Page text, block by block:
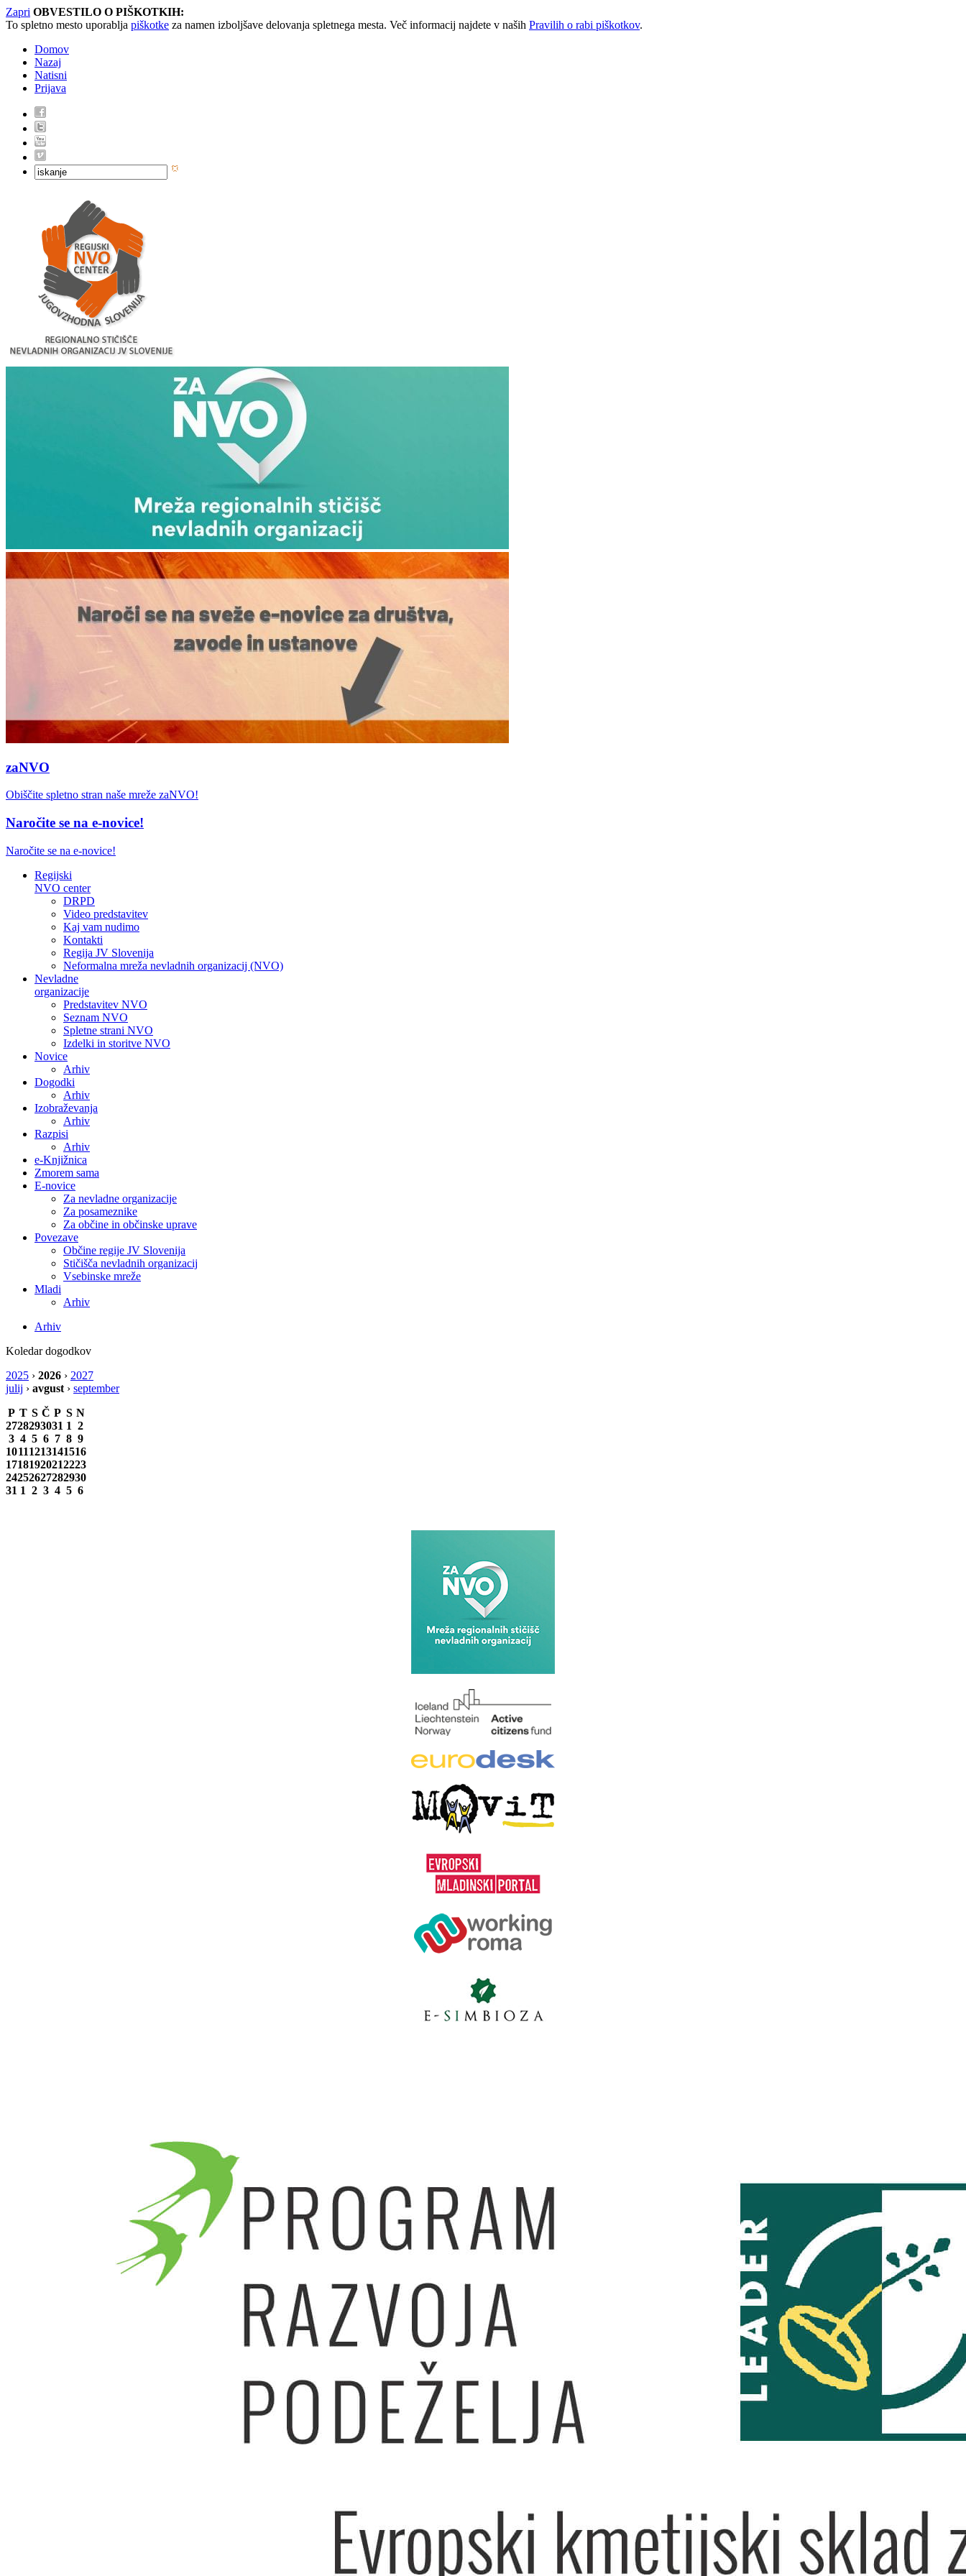
Zapri OBVESTILO O PIŠKOTKIH:
To spletno mesto uporablja piškotke za namen izboljšave delovanja spletnega mesta. Več informacij najdete v naših Pravilih o rabi piškotkov.
Domov
Nazaj
Natisni
Prijava
zaNVO
Obiščite spletno stran naše mreže zaNVO!
Naročite se na e-novice!
Naročite se na e-novice!
Regijski
NVO center
DRPD
Video predstavitev
Kaj vam nudimo
Kontakti
Regija JV Slovenija
Neformalna mreža nevladnih organizacij (NVO)
Nevladne
organizacije
Predstavitev NVO
Seznam NVO
Spletne strani NVO
Izdelki in storitve NVO
Novice
Arhiv
Dogodki
Arhiv
Izobraževanja
Arhiv
Razpisi
Arhiv
e-Knjižnica
Zmorem sama
E-novice
Za nevladne organizacije
Za posameznike
Za občine in občinske uprave
Povezave
Občine regije JV Slovenija
Stičišča nevladnih organizacij
Vsebinske mreže
Mladi
Arhiv
Arhiv
Koledar dogodkov
2025 › 2026 › 2027
julij › avgust › september
P T S Č P S N
2728293031 1 2
3 4 5 6 7 8 9
10111213141516
17181920212223
24252627282930
31 1 2 3 4 5 6